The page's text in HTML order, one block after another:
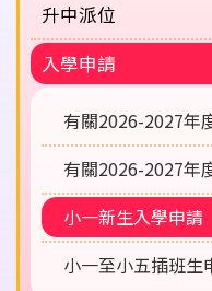
升中派位
入學申請
有關2026-2027年
有關2026-2027年
小一新生入學申請
小一至小五插班生